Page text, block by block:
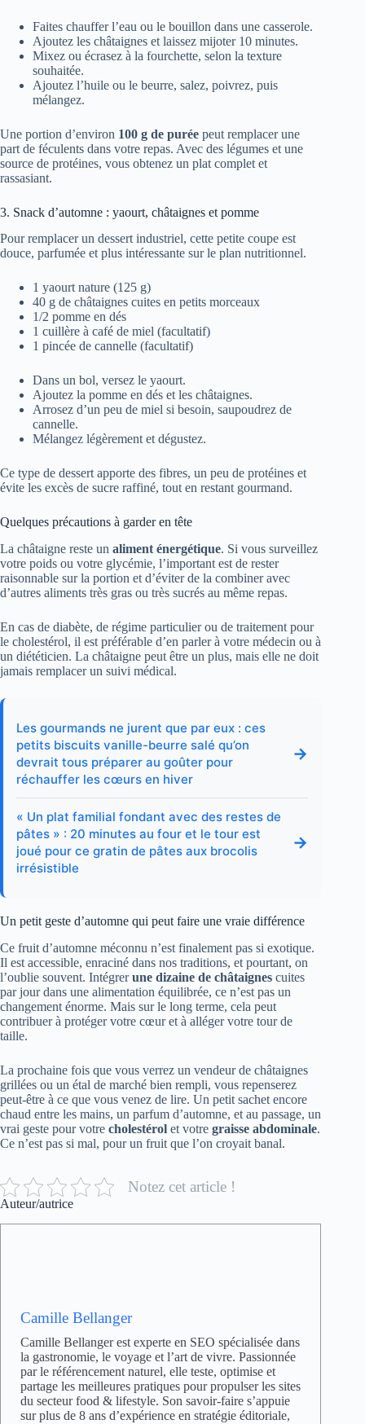
Faites chauffer l’eau ou le bouillon dans une casserole.
Ajoutez les châtaignes et laissez mijoter 10 minutes.
Mixez ou écrasez à la fourchette, selon la texture
souhaitée.
Ajoutez l’huile ou le beurre, salez, poivrez, puis
mélangez.
Une portion d’environ 100 g de purée peut remplacer une
part de féculents dans votre repas. Avec des légumes et une
source de protéines, vous obtenez un plat complet et
rassasiant.
3. Snack d’automne : yaourt, châtaignes et pomme
Pour remplacer un dessert industriel, cette petite coupe est
douce, parfumée et plus intéressante sur le plan nutritionnel.
1 yaourt nature (125 g)
40 g de châtaignes cuites en petits morceaux
1/2 pomme en dés
1 cuillère à café de miel (facultatif)
1 pincée de cannelle (facultatif)
Dans un bol, versez le yaourt.
Ajoutez la pomme en dés et les châtaignes.
Arrosez d’un peu de miel si besoin, saupoudrez de
cannelle.
Mélangez légèrement et dégustez.
Ce type de dessert apporte des fibres, un peu de protéines et
évite les excès de sucre raffiné, tout en restant gourmand.
Quelques précautions à garder en tête
La châtaigne reste un aliment énergétique. Si vous surveillez
votre poids ou votre glycémie, l’important est de rester
raisonnable sur la portion et d’éviter de la combiner avec
d’autres aliments très gras ou très sucrés au même repas.
En cas de diabète, de régime particulier ou de traitement pour
le cholestérol, il est préférable d’en parler à votre médecin ou à
un diététicien. La châtaigne peut être un plus, mais elle ne doit
jamais remplacer un suivi médical.
Les gourmands ne jurent que par eux : ces
petits biscuits vanille-beurre salé qu’on
devrait tous préparer au goûter pour
réchauffer les cœurs en hiver
→
« Un plat familial fondant avec des restes de
pâtes » : 20 minutes au four et le tour est
joué pour ce gratin de pâtes aux brocolis
irrésistible
→
Un petit geste d’automne qui peut faire une vraie différence
Ce fruit d’automne méconnu n’est finalement pas si exotique.
Il est accessible, enraciné dans nos traditions, et pourtant, on
l’oublie souvent. Intégrerune dizaine de châtaignes cuites
par jour dans une alimentation équilibrée, ce n’est pas un
changement énorme. Mais sur le long terme, cela peut
contribuer à protéger votre cœur et à alléger votre tour de
taille.
La prochaine fois que vous verrez un vendeur de châtaignes
grillées ou un étal de marché bien rempli, vous repenserez
peut-être à ce que vous venez de lire. Un petit sachet encore
chaud entre les mains, un parfum d’automne, et au passage, un
vrai geste pour votre cholestérol et votre graisse abdominale.
Ce n’est pas si mal, pour un fruit que l’on croyait banal.
Notez cet article !
Auteur/autrice
Camille Bellanger
Camille Bellanger est experte en SEO spécialisée dans
la gastronomie, le voyage et l’art de vivre. Passionnée
par le référencement naturel, elle teste, optimise et
partage les meilleures pratiques pour propulser les sites
du secteur food & lifestyle. Son savoir-faire s’appuie
sur plus de 8 ans d’expérience en stratégie éditoriale,